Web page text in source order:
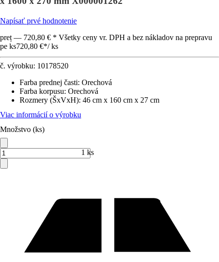
Napísať prvé hodnotenie
preț — 720,80 € * Všetky ceny vr. DPH a bez nákladov na prepravu
pe ks720,80 €*/ ks
č. výrobku: 10178520
Farba prednej časti: Orechová
Farba korpusu: Orechová
Rozmery (ŠxVxH): 46 cm x 160 cm x 27 cm
Viac informácií o výrobku
Množstvo (ks)
1 ks